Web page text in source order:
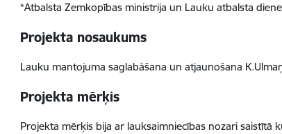
*Atbalsta Zemkopības ministrija un Lauku atbalsta
Projekta nosaukums
Lauku mantojuma saglabāšana un atjaunošana
Projekta mērķis
Projekta mērķis bija ar lauksaimniecības nozari